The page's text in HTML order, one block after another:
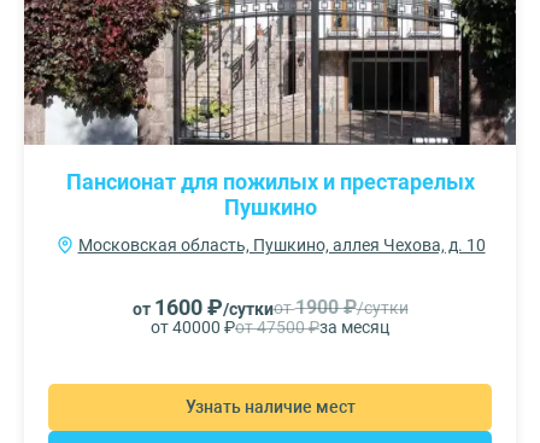
Пансионат для пожилых и престарелых
Пушкино
Московская область, Пушкино, аллея Чехова, д. 10
от 1600 ₽/суткиот1900 ₽/сутки
от 40000 ₽от 47500 ₽за месяц
Узнать наличие мест